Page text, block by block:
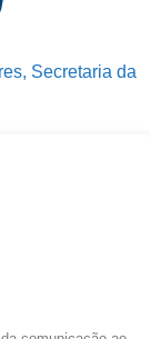
, Secretaria da